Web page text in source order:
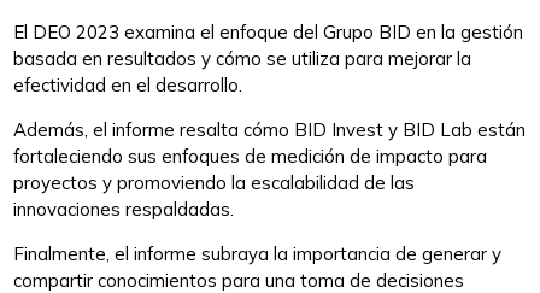
El DEO 2023 examina el enfoque del Grupo BID en la gestión
basada en resultados y cómo se utiliza para mejorar la
efectividad en el desarrollo.
Además, el informe resalta cómo BID Invest y BID Lab están
fortaleciendo sus enfoques de medición de impacto para
proyectos y promoviendo la escalabilidad de las
innovaciones respaldadas.
Finalmente, el informe subraya la importancia de generar y
compartir conocimientos para una toma de decisiones